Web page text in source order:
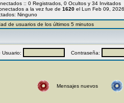
:: 0 Registrados, 0 Ocultos y 34
a la vez fue de 1620 el Lun Feb 09,
Ninguno
de usuarios de los últimos 5 minutos
Usuario: Contraseña:
Mensajes nuevos